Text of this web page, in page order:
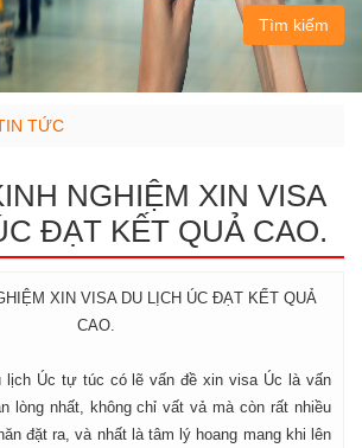
Tìm kiếm
TỨC
NGHIỆM XIN VISA
ĐẠT KẾT QUẢ CAO.
XIN VISA DU LỊCH ÚC ĐẠT KẾT QUẢ
CAO.
lịch Úc tự túc có lẽ vấn đề xin visa Úc là vấn
lòng nhất, không chỉ vất vả mà còn rất nhiều
đặt ra, và nhất là tâm lý hoang mang khi lên